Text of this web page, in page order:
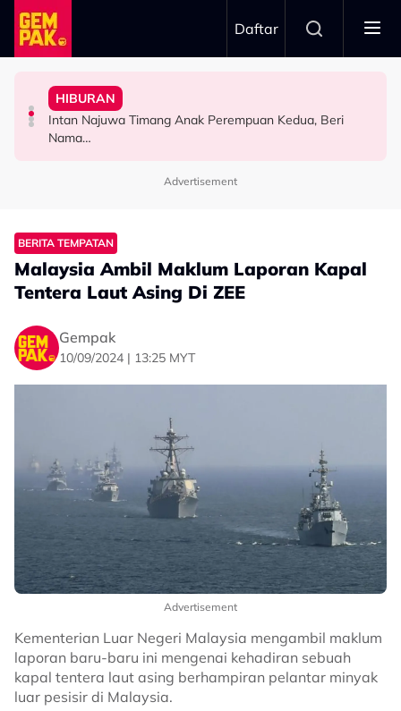
Skip to main content
Daftar
SELEBRITI
Bukan Penyanyi Ego, Adzrin Adzhar 'Back-Up' Awie -
"Ini Namanya Penyanyi Yang..."
HIBURAN
Intan Najuwa Timang Anak Perempuan Kedua, Beri
Nama…
SELEBRITI
"Aku Ada Kisah Yang Satu Malaysia Pernah Tahu & Tak
Pernah Lupakan..." - Yassin Yahya
HIBURAN
Mahu Bantu Ribuan Pencinta Ilmu Setiap Minggu, Najib
Asaddok Sumbang Dua Buggy Buat Akademi Diasas
Advertisement
BERITA TEMPATAN
Malaysia Ambil Maklum Laporan Kapal
Tentera Laut Asing Di ZEE
Gempak
10/09/2024 | 13:25 MYT
Advertisement
Kementerian Luar Negeri Malaysia mengambil maklum
laporan baru-baru ini mengenai kehadiran sebuah
kapal tentera laut asing berhampiran pelantar minyak
luar pesisir di Malaysia.